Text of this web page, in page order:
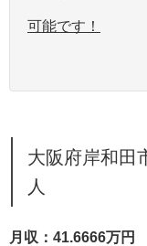
可能です！
大阪府岸和田
人
月収：41.6666万円